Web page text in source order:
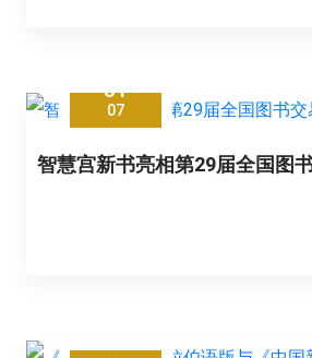
31
07
智慧宫新书亮相第29届全国图